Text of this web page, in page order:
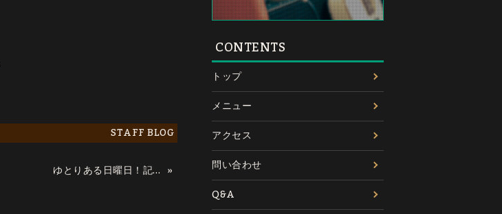
STAFF BLOG
ゆとりある日曜日！記リョウ »
CONTENTS
トップ
メニュー
アクセス
問い合わせ
Q&A